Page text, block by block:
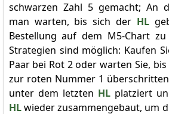
schwarzen Zahl 5 gemacht; An
man warten, bis sich der HL
Bestellung auf dem M5-Chart
Strategien sind möglich: Kaufen
Paar bei Rot 2 oder warten Sie,
zur roten Nummer 1
unter dem letzten HLplatziert
HLwieder zusammengebaut, um